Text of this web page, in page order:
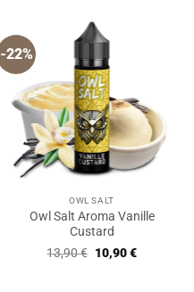
-22%
OWL SALT
Owl Salt Aroma Vanille
Custard
13,90€ Ursprünglicher
Preis
10,90€Aktueller